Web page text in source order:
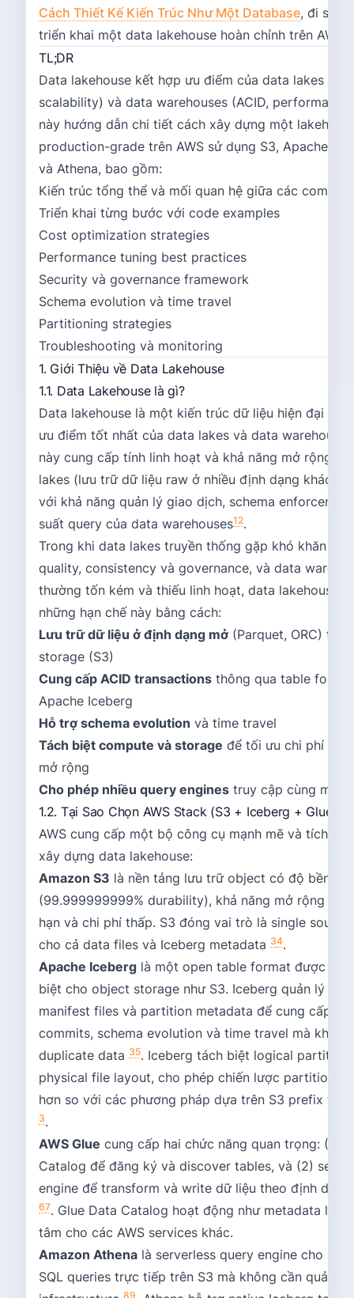
Cách Thiết Kế Kiến Trúc Như Một Database, đi sâu
triển khai một data lakehouse hoàn chỉnh trên AWS.
TL;DR
Data lakehouse kết hợp ưu điểm của data lakes
scalability) và data warehouses (ACID,
này hướng dẫn chi tiết cách xây dựng một
production-grade trên AWS sử dụng S3, Apache
và Athena, bao gồm:
Kiến trúc tổng thể và mối quan hệ giữa các
Triển khai từng bước với code examples
Cost optimization strategies
Performance tuning best practices
Security và governance framework
Schema evolution và time travel
Partitioning strategies
Troubleshooting và monitoring
1. Giới Thiệu về Data Lakehouse
1.1. Data Lakehouse là gì?
Data lakehouse là một kiến trúc dữ liệu hiện đại kết
ưu điểm tốt nhất của data lakes và data
này cung cấp tính linh hoạt và khả năng mở rộng
lakes (lưu trữ dữ liệu raw ở nhiều định dạng khác
với khả năng quản lý giao dịch, schema
suất query của data warehouses12.
Trong khi data lakes truyền thống gặp khó khăn với
quality, consistency và governance, và data
thường tốn kém và thiếu linh hoạt, data lakehouse
những hạn chế này bằng cách:
Lưu trữ dữ liệu ở định dạng mở (Parquet, ORC)
storage (S3)
Cung cấp ACID transactions thông qua table
Apache Iceberg
Hỗ trợ schema evolution và time travel
Tách biệt compute và storage để tối ưu chi phí và
mở rộng
Cho phép nhiều query engines truy cập cùng một
1.2. Tại Sao Chọn AWS Stack (S3 + Iceberg + Glue +
AWS cung cấp một bộ công cụ mạnh mẽ và tích
xây dựng data lakehouse:
Amazon S3 là nền tảng lưu trữ object có độ bền
(99.999999999% durability), khả năng mở rộng
hạn và chi phí thấp. S3 đóng vai trò là single
cho cả data files và Iceberg metadata 34.
Apache Iceberg là một open table format được
biệt cho object storage như S3. Iceberg quản lý
manifest files và partition metadata để cung cấp
commits, schema evolution và time travel mà
duplicate data 35. Iceberg tách biệt logical
physical file layout, cho phép chiến lược
hơn so với các phương pháp dựa trên S3 prefix
3.
AWS Glue cung cấp hai chức năng quan trọng: (1)
Catalog để đăng ký và discover tables, và (2)
engine để transform và write dữ liệu theo định dạng
67. Glue Data Catalog hoạt động như metadata
tâm cho các AWS services khác.
Amazon Athena là serverless query engine cho
SQL queries trực tiếp trên S3 mà không cần quản lý
89